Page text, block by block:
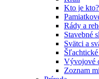
Kto je kto?
Rády a
Stavebné
Svätci a
Vývojové
Zoznam